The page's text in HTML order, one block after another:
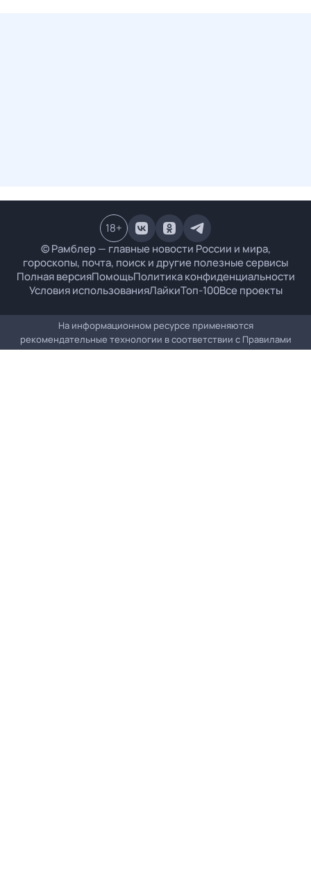
© Рамблер — главные новости России и мира,
гороскопы, почта, поиск и другие полезные сервисы
Полная версияПомощьПолитика конфиденциальности
Условия использованияЛайкиТоп-100Все проекты
18+
На информационном ресурсе применяются
рекомендательные технологии в соответствии с Правилами